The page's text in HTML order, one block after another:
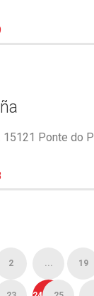
15121 Ponte do
2 ... 19